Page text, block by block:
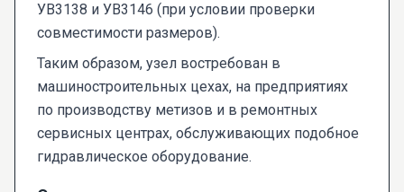
УВ3138 и УВ3146 (при условии проверки
совместимости размеров).
Таким образом, узел востребован в
машиностроительных цехах, на предприятиях
по производству метизов и в ремонтных
сервисных центрах, обслуживающих подобное
гидравлическое оборудование.